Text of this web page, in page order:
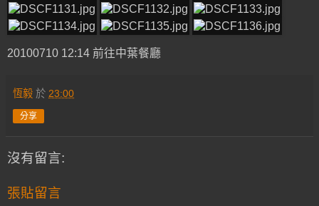
20100710 12:14 前往中葉餐廳
恆毅 於 23:00
分享
沒有留言:
張貼留言